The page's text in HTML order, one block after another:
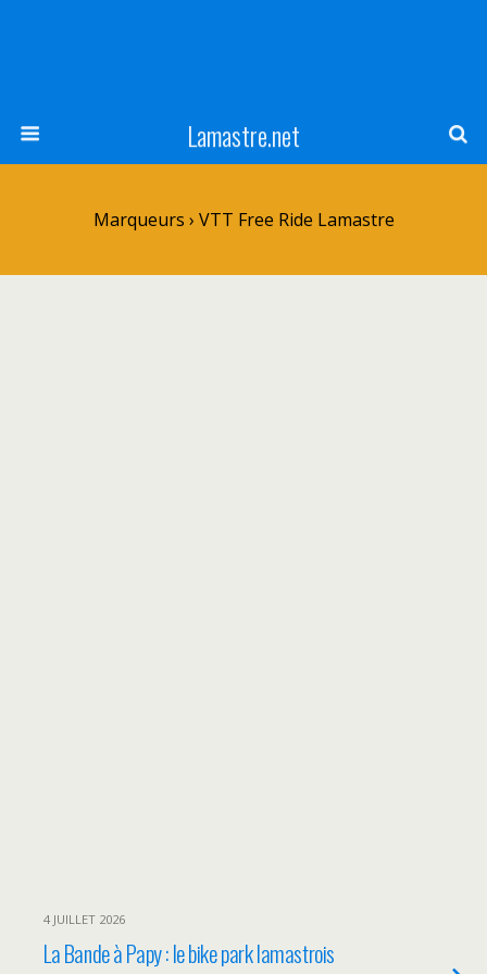
Lamastre.net
Marqueurs › VTT Free Ride Lamastre
4 JUILLET 2026
La Bande à Papy : le bike park lamastrois